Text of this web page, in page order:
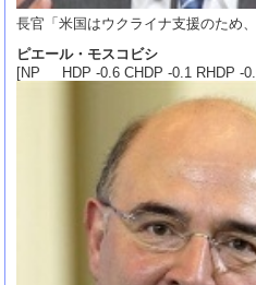
長官「米国はウクライナ支援のため
ピエール・モスコビシ
[NP HDP -0.6 CHDP -0.1 RHDP -